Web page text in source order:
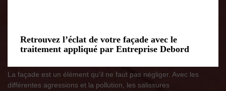
Retrouvez l’éclat de votre façade avec le
traitement appliqué par Entreprise Debord
La façade est un élément qu’il ne faut pas négliger. Avec les
différentes agressions et la pollution, les salissures